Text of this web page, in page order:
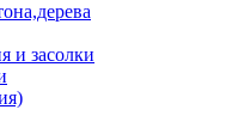
и засолки